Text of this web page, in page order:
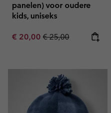
panelen) voor oudere
kids, uniseks
Sale price:
€ 20,00 Regular price:
€ 25,00